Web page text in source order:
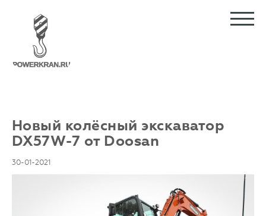
Новый колёсный экскаватор
DX57W-7 от Doosan
30-01-2021